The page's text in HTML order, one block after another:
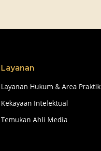
Layanan
Layanan Hukum & Area Praktik
Kekayaan Intelektual
Temukan Ahli Media